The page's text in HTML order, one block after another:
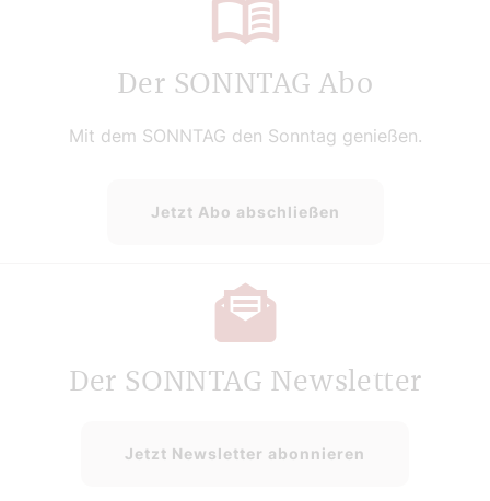
Der SONNTAG Abo
Mit dem SONNTAG den Sonntag genießen.
Jetzt Abo abschließen
Der SONNTAG Newsletter
Jetzt Newsletter abonnieren